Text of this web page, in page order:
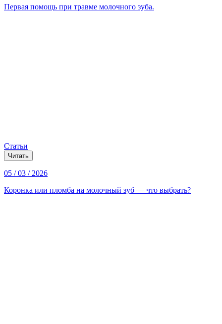
Первая помощь при травме молочного зуба.
Статьи
Читать
05 / 03 / 2026
Коронка или пломба на молочный зуб — что выбрать?